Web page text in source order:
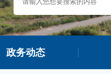
政务动态